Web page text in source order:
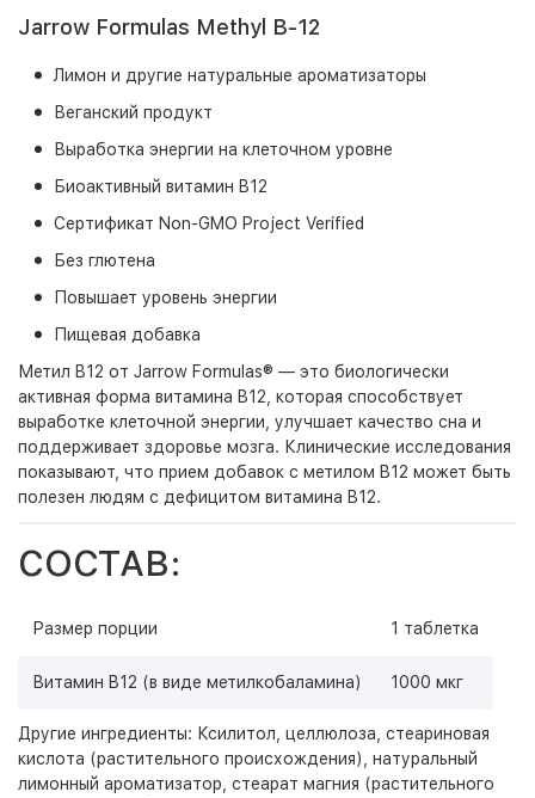
Jarrow Formulas Methyl B-12
Лимон и другие натуральные ароматизаторы
Веганский продукт
Выработка энергии на клеточном уровне
Биоактивный витамин B12
Сертификат Non-GMO Project Verified
Без глютена
Повышает уровень энергии
Пищевая добавка
Метил B12 от Jarrow Formulas® — это биологически
активная форма витамина B12, которая способствует
выработке клеточной энергии, улучшает качество сна и
поддерживает здоровье мозга. Клинические исследования
показывают, что прием добавок с метилом B12 может быть
полезен людям с дефицитом витамина B12.
СОСТАВ:
Размер порции 1 таблетка
Витамин B12 (в виде метилкобаламина) 1000 мкг
Другие ингредиенты: Ксилитол, целлюлоза, стеариновая
кислота (растительного происхождения), натуральный
лимонный ароматизатор, стеарат магния (растительного